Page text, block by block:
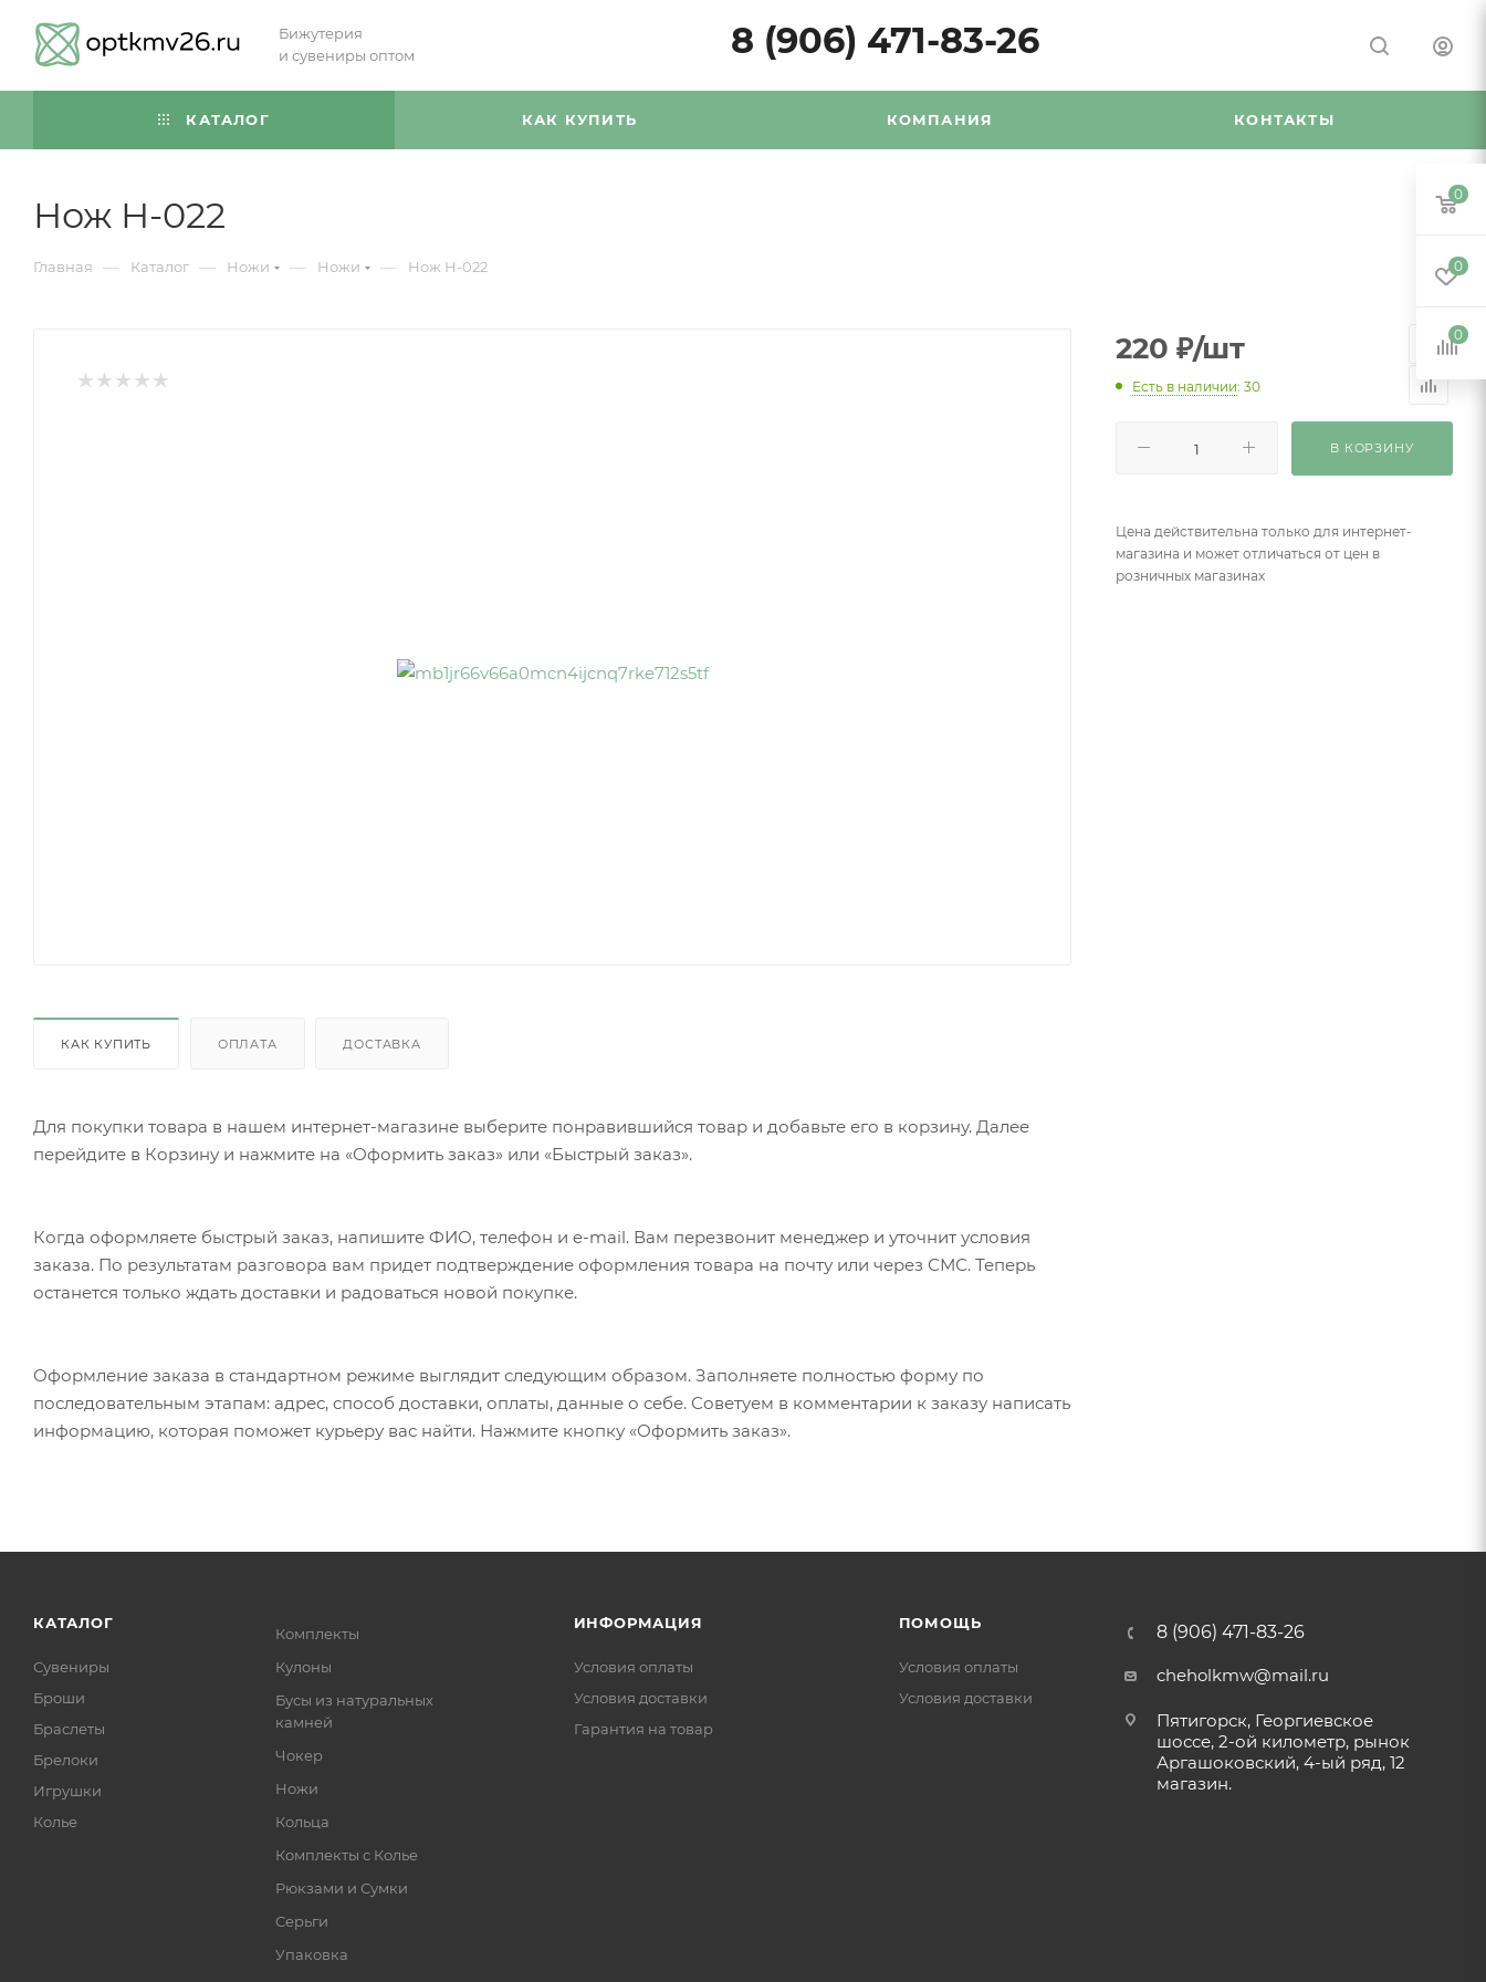
Бижутерия
и сувениры оптом
8 (906) 471-83-26
КАТАЛОГ КАК КУПИТЬ КОМПАНИЯ КОНТАКТЫ
Нож Н-022
Главная — Каталог — Ножи — Ножи — Нож Н-022
КАК КУПИТЬ ОПЛАТА ДОСТАВКА
Для покупки товара в нашем интернет-магазине выберите понравившийся товар и добавьте его в корзину. Далее
перейдите в Корзину и нажмите на «Оформить заказ» или «Быстрый заказ».
Когда оформляете быстрый заказ, напишите ФИО, телефон и e-mail. Вам перезвонит менеджер и уточнит условия
заказа. По результатам разговора вам придет подтверждение оформления товара на почту или через СМС. Теперь
останется только ждать доставки и радоваться новой покупке.
Оформление заказа в стандартном режиме выглядит следующим образом. Заполняете полностью форму по
последовательным этапам: адрес, способ доставки, оплаты, данные о себе. Советуем в комментарии к заказу написать
информацию, которая поможет курьеру вас найти. Нажмите кнопку «Оформить заказ».
220 ₽/шт
Есть в наличии: 30
В КОРЗИНУ
Цена действительна только для интернет-
магазина и может отличаться от цен в
розничных магазинах
КАТАЛОГ
Сувениры
Броши
Браслеты
Брелоки
Игрушки
Колье
Комплекты
Кулоны
Бусы из натуральных
камней
Чокер
Ножи
Кольца
Комплекты с Колье
Рюкзами и Сумки
Серьги
Упаковка
ИНФОРМАЦИЯ
Условия оплаты
Условия доставки
Гарантия на товар
ПОМОЩЬ
Условия оплаты
Условия доставки
8 (906) 471-83-26
cheholkmw@mail.ru
Пятигорск, Георгиевское
шоссе, 2-ой километр, рынок
Аргашоковский, 4-ый ряд, 12
магазин.
0
0
0